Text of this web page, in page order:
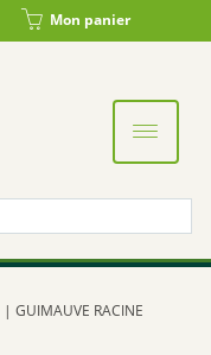
Mon panier
:
| GUIMAUVE RACINE